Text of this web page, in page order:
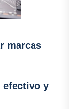
marcas
efectivo y